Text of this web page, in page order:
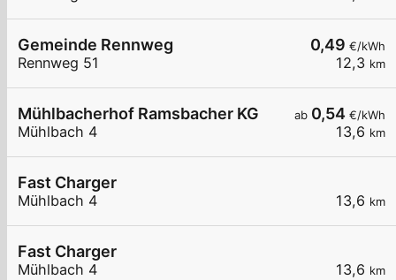
0,49 €/kWh
12,3 km
Gemeinde Rennweg
Rennweg 51
ab 0,54 €/kWh
13,6 km
Mühlbacherhof Ramsbacher KG
Mühlbach 4
13,6 km
Fast Charger
Mühlbach 4
13,6 km
Fast Charger
Mühlbach 4